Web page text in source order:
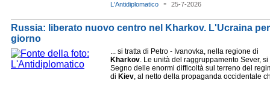
L'Antidiplomatico - 25-7-2026
Russia: liberato nuovo centro nel Kharkov. L'Ucraina
giorno
... si tratta di Petro - Ivanovka, nella regione di
Kharkov. Le unità del raggruppamento Sever, si
Segno delle enormi difficoltà sul terreno del
di Kiev, al netto della propaganda occidentale